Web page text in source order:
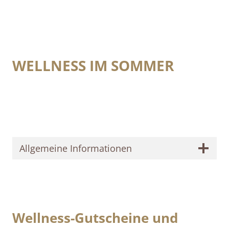
WELLNESS IM SOMMER
Allgemeine Informationen
Wellness-Gutscheine und